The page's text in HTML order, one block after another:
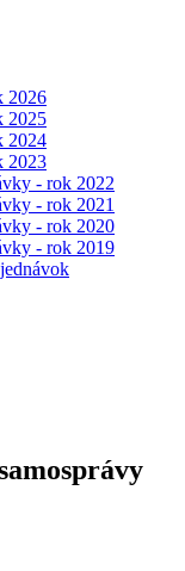
2026
2025
2024
2023
- rok 2022
- rok 2021
- rok 2020
- rok 2019